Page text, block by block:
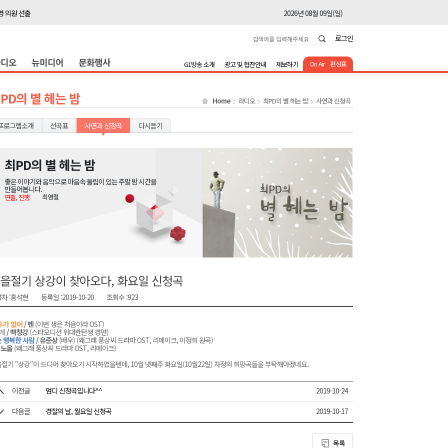
의원 선출
2026년 08월 09일(일)
2026년 08월 09일(일)
2026년 08월 09일(일)
프로그램 신설
땀
2026년 08월 09일(일)
대 운영
표심은
2026년 08월 09일(일)
의원 선출
2026년 08월 09일(일)
주의 당부
2026년 08월 09일(일)
경상
2026년 08월 09일(일)
2026년 08월 09일(일)
2026년 08월 09일(일)
2026년 08월 09일(일)
대 운영
사업장 점검
로그인
오 뉴미디어 문화행사 On Air 편성표
G1방송 소개 광고 및 협찬안내 제보하기
의 별 헤는 밤 Home 라디오 최PD의 별 헤는 밤 사연과 신청곡
로그램소개 선곡표 사연과 신청곡 다시듣기
최PD의 별 헤는 밤
좋은 이야기와 음악으로 마음속 울림이 있는 주말 밤 시간을
만들어봅니다.
연출, 진행 최영철
절기 상강이 찾아오다, 화요일 신청곡
:홍석현 등록일 :2019-10-20 조회수 :923
가 없어/ 벤 (이번 생은 처음이라 OST)
/ 백청강(스타오디션 위대한탄생 경연)
행복한 사람/ 유준상(배우) (왜그래 풍상씨 드라마 OST, 리메이크, 이정희 원곡)
을(왜그래 풍상씨 드라마 OST, 리메이크)
절기 "상강"이 드디어 찾아오기 시작하였을텐데, 10월 넷째주 화요일(10월22일) 자정의 희망곡들을 부탁해야겠네요.
이전글 엄디 신청곡입니다^^ 2019-10-24
다음글 경찰의 날, 월요일 신청곡 2019-10-17
목록